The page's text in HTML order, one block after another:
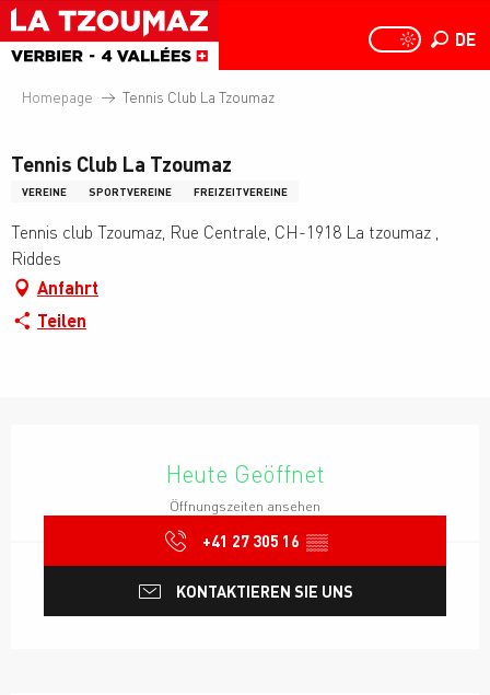
Aller
au
contenu
principal
PAGE D’ACCUEIL
PAGE
DE
Homepage Tennis Club La Tzoumaz
Tennis Club La Tzoumaz
VEREINE SPORTVEREINE FREIZEITVEREINE
Tennis club Tzoumaz, Rue Centrale, CH-1918 La tzoumaz ,
Riddes
Anfahrt
Teilen
Heute Geöffnet
Öffnungszeiten ansehen
+41 27 305 16 ▒▒
KONTAKTIEREN SIE UNS